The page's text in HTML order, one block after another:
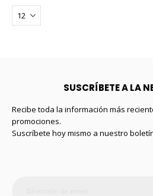
SUSCRÍBETE A LA
Recibe toda la información más
promociones.
Suscríbete hoy mismo a nuestro